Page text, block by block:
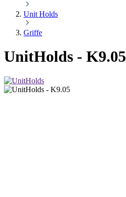
Unit Holds
Griffe
UnitHolds - K9.05